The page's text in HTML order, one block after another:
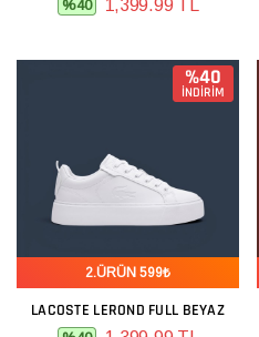
%40 1,399.99 TL
%40
İNDİRİM
2.ÜRÜN 599₺
LACOSTE LEROND FULL BEYAZ